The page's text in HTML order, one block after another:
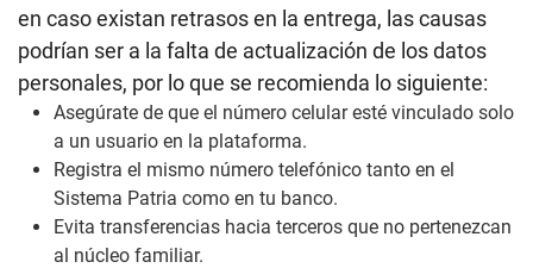
en caso existan retrasos en la entrega, las causas
podrían ser a la falta de actualización de los datos
personales, por lo que se recomienda lo siguiente:
Asegúrate de que el número celular esté vinculado solo
a un usuario en la plataforma.
Registra el mismo número telefónico tanto en el
Sistema Patria como en tu banco.
Evita transferencias hacia terceros que no pertenezcan
al núcleo familiar.